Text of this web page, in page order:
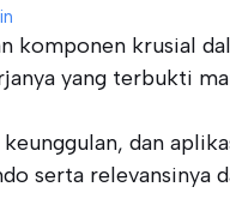
komponen krusial
yang terbukti
dan
serta relevansinya